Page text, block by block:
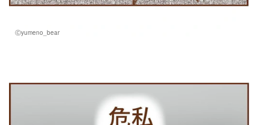
Ⓒyumeno_bear